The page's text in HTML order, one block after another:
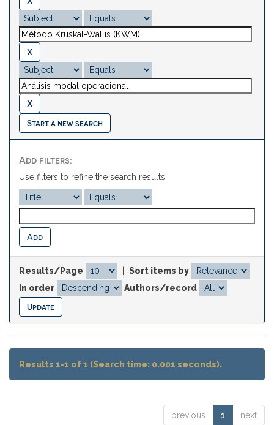
Start a new search
Add filters:
Use filters to refine the search results.
Results/Page
Sort items by
In order
Authors/record
Results 1-1 of 1 (Search time: 0.001 seconds).
previous 1 next